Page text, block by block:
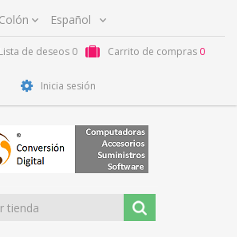
Lista de deseos 0 Carrito de compras 0
Inicia sesión